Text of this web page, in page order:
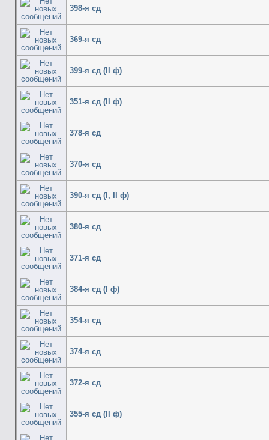
398-я сд
369-я сд
399-я сд (II ф)
351-я сд (II ф)
378-я сд
370-я сд
390-я сд (I, II ф)
380-я сд
371-я сд
384-я сд (I ф)
354-я сд
374-я сд
372-я сд
355-я сд (II ф)